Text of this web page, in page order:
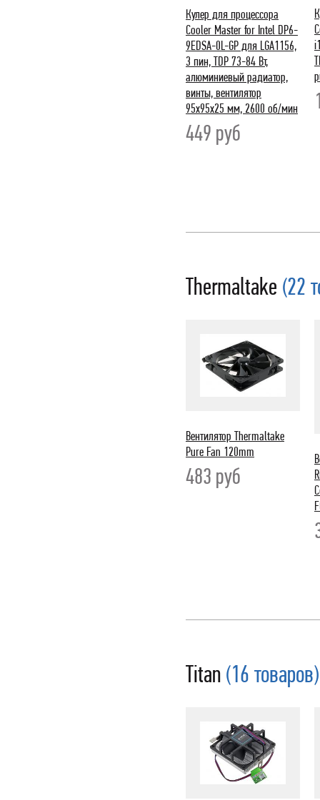
Кулер для процессора
Cooler Master for Intel DP6-
9EDSA-0L-GP для LGA1156,
3 пин, TDP 73-84 Вт,
алюминиевый радиатор,
винты, вентилятор
95x95x25 мм, 2600 об/мин
449 руб
Thermaltake (22
Вентилятор Thermaltake
Pure Fan 120mm
483 руб
Titan (16 товаров)